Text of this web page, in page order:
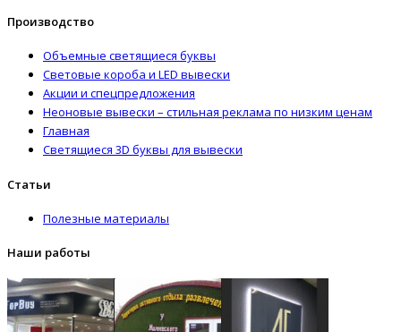
Производство
Объемные светящиеся буквы
Световые короба и LED вывески
Акции и спецпредложения
Неоновые вывески – стильная реклама по низким ценам
Главная
Светящиеся 3D буквы для вывески
Статьи
Полезные материалы
Наши работы